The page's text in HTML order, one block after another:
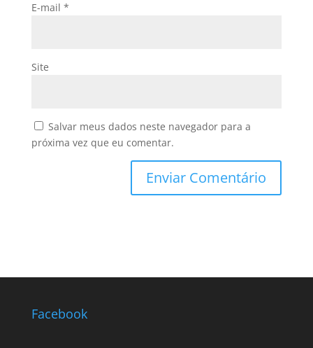
E-mail *
Site
Salvar meus dados neste navegador para a
próxima vez que eu comentar.
Facebook